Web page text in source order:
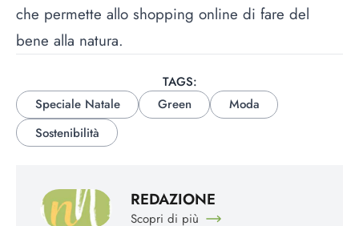
che permette allo shopping online di fare del
bene alla natura.
TAGS:
Speciale Natale
Green
Moda
Sostenibilità
REDAZIONE
Scopri di più